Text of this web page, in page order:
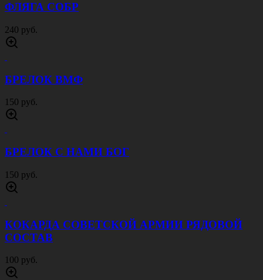
ФЛЯГА СОБР
240 руб.
БРЕЛОК ВМФ
150 руб.
БРЕЛОК С НАМИ БОГ
150 руб.
КОКАРДА СОВЕТСКОЙ АРМИИ РЯДОВОЙ
СОСТАВ
100 руб.